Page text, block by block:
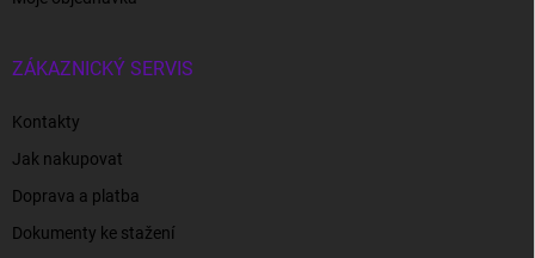
ZÁKAZNICKÝ SERVIS
Kontakty
Jak nakupovat
Doprava a platba
Dokumenty ke stažení